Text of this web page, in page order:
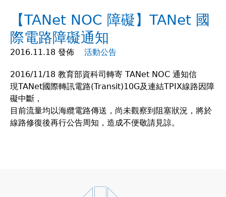
裡
【TANet NOC 障礙】TANet 國
際電路障礙通知
2016.11.18 發佈 活動公告
2016/11/18 教育部資科司轉寄 TANet NOC 通知信
現TANet國際轉訊電路(Transit)10G及連結TPIX線路因障
礙中斷，
目前流量均以海纜電路傳送，尚未觀察到阻塞狀況，將於
線路修復後再行公告周知，造成不便敬請見諒。